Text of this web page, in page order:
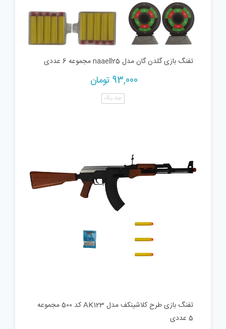
تفنگ بازی گلدن گان مدل naaell25 مجموعه 6 عددی
93,000 تومان
چند رنگ
تفنگ بازی طرح کلاشینکف مدل AK123 کد 500 مجموعه
5 عددی